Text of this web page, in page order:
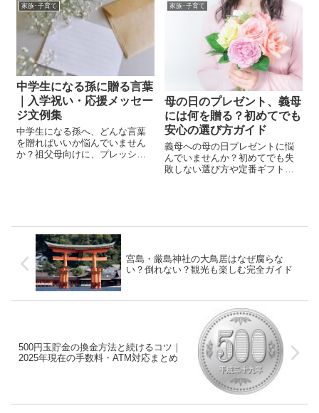
前が書きにくい雑巾に名前を書
くのにおすすめの方法は、「手
書き」です。...
家族･子育て
中学生になる孫に贈る言葉
｜入学祝い・応援メッセー
ジ文例集
中学生になる孫へ、どんな言葉
を贈ればいいか悩んでいません
か？祖父母向けに、プレッシャ
家族･子育て
母の日のプレゼント、義母
には何を贈る？初めてでも
安心の選び方ガイド
義母への母の日プレゼントに悩
んでいませんか？初めてでも失
敗しない選び方や定番ギフト、
宮島・厳島神社の大鳥居はなぜ腐らな
い？倒れない？観光も楽しむ完全ガイド
500円玉貯金の換金方法と続けるコツ｜
2025年現在の手数料・ATM対応まとめ